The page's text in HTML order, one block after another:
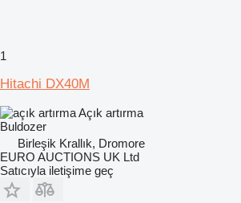
1
Hitachi DX40M
Açık artırma
Buldozer
Birleşik Krallık, Dromore
EURO AUCTIONS UK Ltd
Satıcıyla iletişime geç